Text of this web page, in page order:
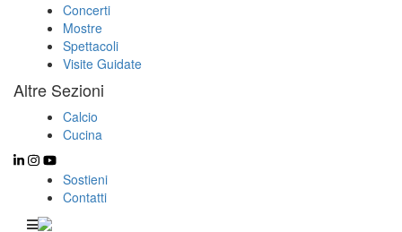
Concerti
Mostre
Spettacoli
Visite Guidate
Altre Sezioni
Calcio
Cucina
Sostieni
Contatti